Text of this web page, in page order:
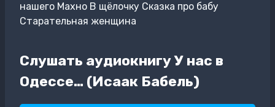
нашего Махно В щёлочку Сказка про бабу
Старательная женщина
Слушать аудиокнигу У нас в
Одессе… (Исаак Бабель)